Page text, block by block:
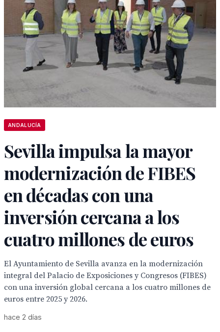
ANDALUCÍA
Sevilla impulsa la mayor
modernización de FIBES
en décadas con una
inversión cercana a los
cuatro millones de euros
El Ayuntamiento de Sevilla avanza en la modernización
integral del Palacio de Exposiciones y Congresos (FIBES)
con una inversión global cercana a los cuatro millones de
euros entre 2025 y 2026.
hace 2 días